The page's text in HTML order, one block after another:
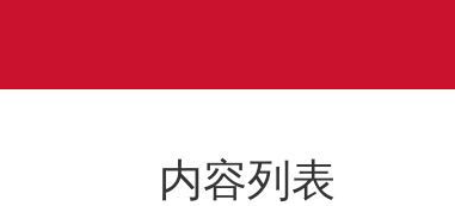
内容列表